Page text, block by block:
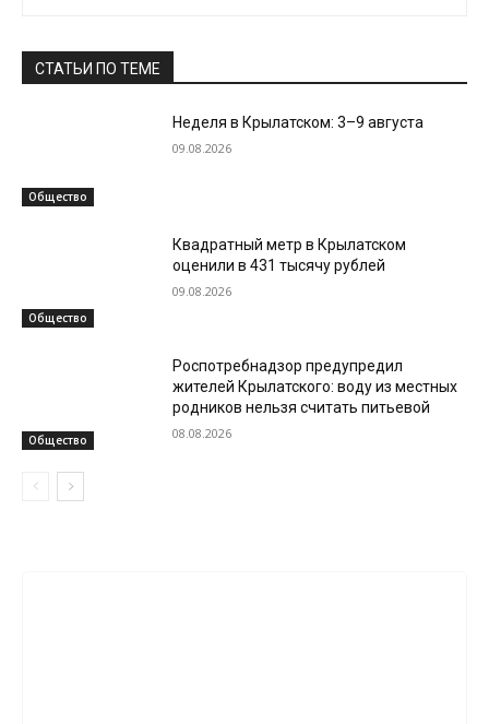
СТАТЬИ ПО ТЕМЕ
Общество
Неделя в Крылатском: 3–9 августа
09.08.2026
Общество
Квадратный метр в Крылатском
оценили в 431 тысячу рублей
09.08.2026
Общество
Роспотребнадзор предупредил
жителей Крылатского: воду из местных
родников нельзя считать питьевой
08.08.2026